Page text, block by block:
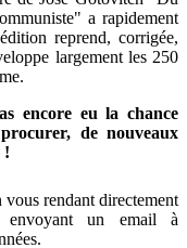
a rapidement
reprend, corrigée,
largement les 250
encore eu la chance
de nouveaux
!
vous rendant directement
un email à